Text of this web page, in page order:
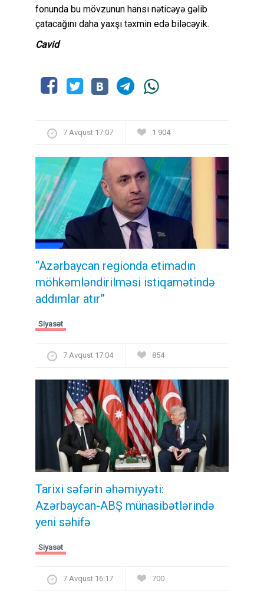
fonunda bu mövzunun hansı nəticəyə gəlib
çatacağını daha yaxşı təxmin edə biləcəyik.
Cavid
7 Avqust 17:07 1 904
“Azərbaycan regionda etimadın
möhkəmləndirilməsi istiqamətində
addımlar atır”
Siyasət
7 Avqust 17:04 854
Tarixi səfərin əhəmiyyəti:
Azərbaycan-ABŞ münasibətlərində
yeni səhifə
Siyasət
7 Avqust 16:17 700